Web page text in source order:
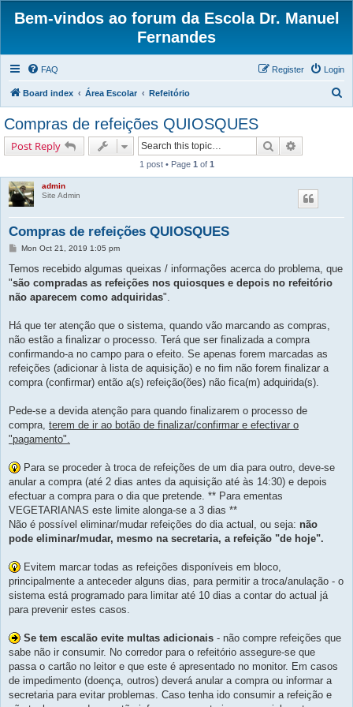
Bem-vindos ao forum da Escola Dr. Manuel
Fernandes
FAQ Login
Register
Board index Área Escolar Refeitório
Compras de refeições QUIOSQUES
Post Reply Search
1 post • Page 1 of 1
admin
Site Admin
Compras de refeições QUIOSQUES
P
s
Mon Oct 21, 2019 1:05 pm
Temos recebido algumas queixas / informações acerca do problema, que
"são compradas as refeições nos quiosques e depois no refeitório
não aparecem como adquiridas".
Há que ter atenção que o sistema, quando vão marcando as compras,
não estão a finalizar o processo. Terá que ser finalizada a compra
confirmando-a no campo para o efeito. Se apenas forem marcadas as
refeições (adicionar à lista de aquisição) e no fim não forem finalizar a
compra (confirmar) então a(s) refeição(ões) não fica(m) adquirida(s).
Pede-se a devida atenção para quando finalizarem o processo de
compra, terem de ir ao botão de finalizar/confirmar e efectivar o
"pagamento".
Para se proceder à troca de refeições de um dia para outro, deve-se
anular a compra (até 2 dias antes da aquisição até às 14:30) e depois
efectuar a compra para o dia que pretende. ** Para ementas
VEGETARIANAS este limite alonga-se a 3 dias **
Não é possível eliminar/mudar refeições do dia actual, ou seja: não
pode eliminar/mudar, mesmo na secretaria, a refeição "de hoje".
Evitem marcar todas as refeições disponíveis em bloco,
principalmente a anteceder alguns dias, para permitir a troca/anulação - o
sistema está programado para limitar até 10 dias a contar do actual já
para prevenir estes casos.
Se tem escalão evite multas adicionais - não compre refeições que
sabe não ir consumir. No corredor para o refeitório assegure-se que
passa o cartão no leitor e que este é apresentado no monitor. Em casos
de impedimento (doença, outros) deverá anular a compra ou informar a
secretaria para evitar problemas. Caso tenha ido consumir a refeição e